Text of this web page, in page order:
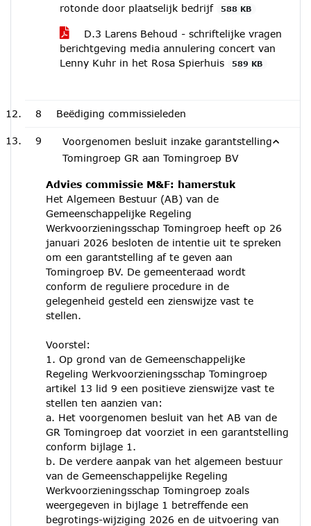
rotonde door plaatselijk bedrijf 588 KB
D.3 Larens Behoud - schriftelijke vragen
berichtgeving media annulering concert van
Lenny Kuhr in het Rosa Spierhuis
589 KB
8 Beëdiging commissieleden
9
Voorgenomen besluit inzake garantstelling
Tomingroep GR aan Tomingroep BV
Advies commissie M&F: hamerstuk
Het Algemeen Bestuur (AB) van de
Gemeenschappelijke Regeling
Werkvoorzieningsschap Tomingroep heeft op 26
januari 2026 besloten de intentie uit te spreken
om een garantstelling af te geven aan
Tomingroep BV. De gemeenteraad wordt
conform de reguliere procedure in de
gelegenheid gesteld een zienswijze vast te
stellen.
Voorstel:
1. Op grond van de Gemeenschappelijke
Regeling Werkvoorzieningsschap Tomingroep
artikel 13 lid 9 een positieve zienswijze vast te
stellen ten aanzien van:
a. Het voorgenomen besluit van het AB van de
GR Tomingroep dat voorziet in een garantstelling
conform bijlage 1.
b. De verdere aanpak van het algemeen bestuur
van de Gemeenschappelijke Regeling
Werkvoorzieningsschap Tomingroep zoals
weergegeven in bijlage 1 betreffende een
begrotings-wijziging 2026 en de uitvoering van